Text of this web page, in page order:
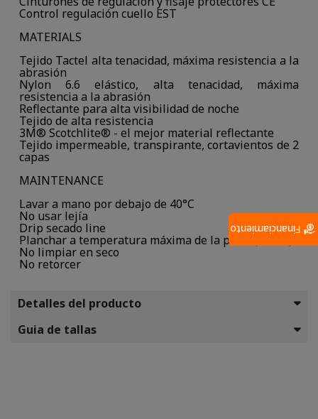
Control regulación cuello EST
MATERIALS
Tejido Tactel alta tenacidad, máxima resistencia a la
abrasión
Nylon 6.6 elástico, alta tenacidad, máxima
resistencia a la abrasión
Reflectante para alta visibilidad de noche
Tejido de alta resistencia
3M® Scotchlite® - el mejor material reflectante
Tejido impermeable, transpirante, cortavientos de 2
capas
MAINTENANCE
Lavar a mano por debajo de 40°C
No usar lejía
Drip secado line
Planchar a temperatura máxima de la placa (110°C)
No limpiar en seco
No retorcer
Detalles del producto
Guia de tallas
Financiamiento